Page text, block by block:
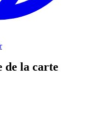
de la carte